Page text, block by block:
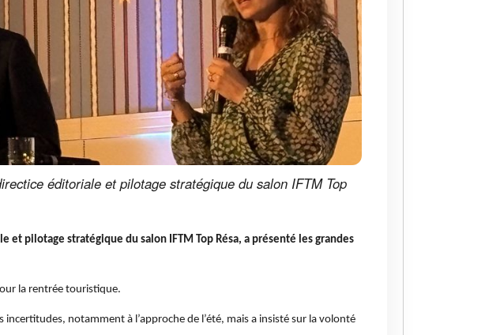
éditoriale et pilotage stratégique du salon IFTM Top
et pilotage stratégique du salon IFTM Top Résa, a présenté les grandes
la rentrée touristique.
notamment à l’approche de l’été, mais a insisté sur la volonté